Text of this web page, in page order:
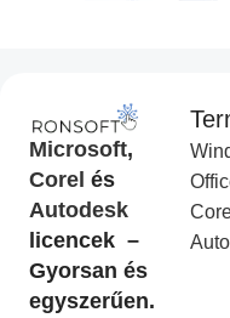
CorelDraw Standard
I
Corel Licenc
Akciós
termék
Ft19,990.00 Ft 9,990.00
KOSÁRBA HELYEZÉS
Microsoft,
Corel és
Autodesk
licencek –
Gyorsan és
egyszerűen.